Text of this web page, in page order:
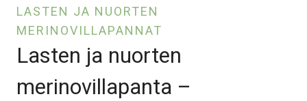
LASTEN JA NUORTEN
MERINOVILLAPANNAT
Lasten ja nuorten
merinovillapanta –